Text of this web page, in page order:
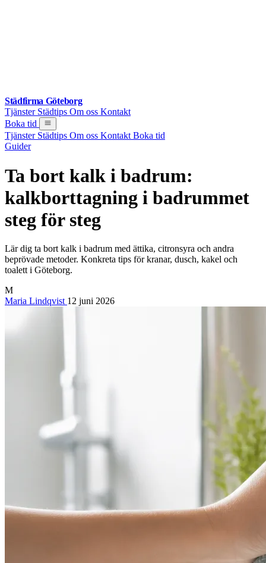
Städfirma Göteborg
Tjänster Städtips Om oss Kontakt
Boka tid
Tjänster Städtips Om oss Kontakt Boka tid
Guider
Ta bort kalk i badrum:
kalkborttagning i badrummet
steg för steg
Lär dig ta bort kalk i badrum med ättika, citronsyra och andra
beprövade metoder. Konkreta tips för kranar, dusch, kakel och
toalett i Göteborg.
M
Maria Lindqvist 12 juni 2026